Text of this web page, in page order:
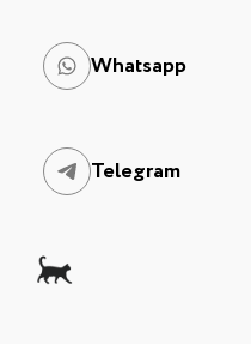
Whatsapp
Telegram